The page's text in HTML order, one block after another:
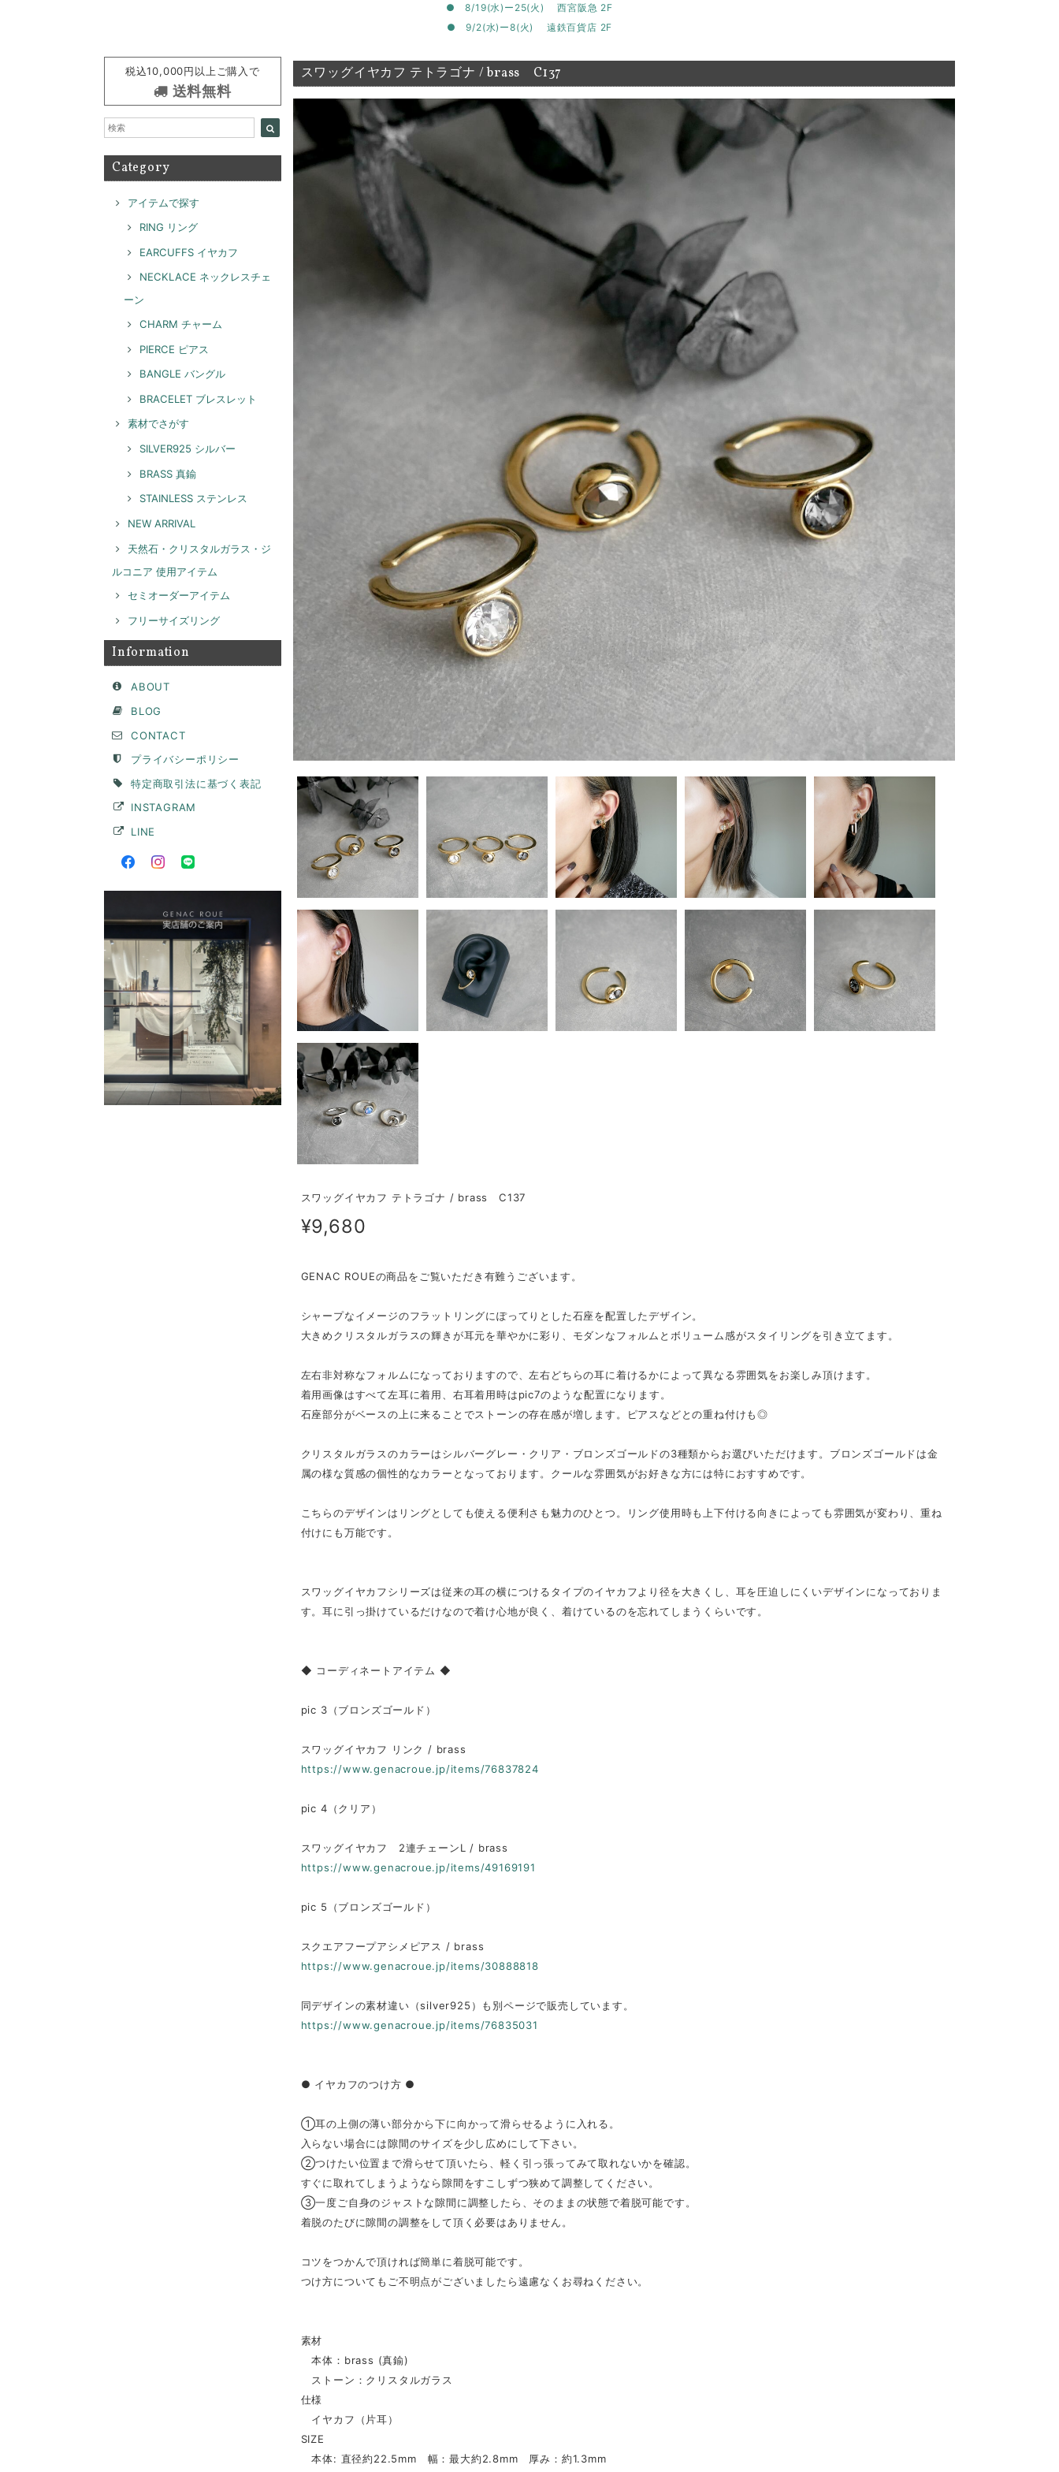
● 8/19(水)ー25(火) 西宮阪急 2F
● 9/2(水)ー8(火) 遠鉄百貨店 2F
税込10,000円以上ご購入で
送料無料
Category
アイテムで探す
RING リング
EARCUFFS イヤカフ
NECKLACE ネックレスチェ
ーン
CHARM チャーム
PIERCE ピアス
BANGLE バングル
BRACELET ブレスレット
素材でさがす
SILVER925 シルバー
BRASS 真鍮
STAINLESS ステンレス
NEW ARRIVAL
天然石・クリスタルガラス・ジ
ルコニア 使用アイテム
セミオーダーアイテム
フリーサイズリング
Information
ABOUT
BLOG
CONTACT
プライバシーポリシー
特定商取引法に基づく表記
INSTAGRAM
LINE
スワッグイヤカフ テトラゴナ / brass C137
スワッグイヤカフ テトラゴナ / brass C137
¥9,680
GENAC ROUEの商品をご覧いただき有難うございます。
シャープなイメージのフラットリングにぽってりとした石座を配置したデザイン。
大きめクリスタルガラスの輝きが耳元を華やかに彩り、モダンなフォルムとボリューム感がスタイリングを引き立てます。
左右非対称なフォルムになっておりますので、左右どちらの耳に着けるかによって異なる雰囲気をお楽しみ頂けます。
着用画像はすべて左耳に着用、右耳着用時はpic7のような配置になります。
石座部分がベースの上に来ることでストーンの存在感が増します。ピアスなどとの重ね付けも◎
クリスタルガラスのカラーはシルバーグレー・クリア・ブロンズゴールドの3種類からお選びいただけます。ブロンズゴールドは金
属の様な質感の個性的なカラーとなっております。クールな雰囲気がお好きな方には特におすすめです。
こちらのデザインはリングとしても使える便利さも魅力のひとつ。リング使用時も上下付ける向きによっても雰囲気が変わり、重ね
付けにも万能です。
スワッグイヤカフシリーズは従来の耳の横につけるタイプのイヤカフより径を大きくし、耳を圧迫しにくいデザインになっておりま
す。耳に引っ掛けているだけなので着け心地が良く、着けているのを忘れてしまうくらいです。
◆ コーディネートアイテム ◆
pic 3（ブロンズゴールド）
スワッグイヤカフ リンク / brass
https://www.genacroue.jp/items/76837824
pic 4（クリア）
スワッグイヤカフ 2連チェーンL / brass
https://www.genacroue.jp/items/49169191
pic 5（ブロンズゴールド）
スクエアフープアシメピアス / brass
https://www.genacroue.jp/items/30888818
同デザインの素材違い（silver925）も別ページで販売しています。
https://www.genacroue.jp/items/76835031
● イヤカフのつけ方 ●
①耳の上側の薄い部分から下に向かって滑らせるように入れる。
入らない場合には隙間のサイズを少し広めにして下さい。
②つけたい位置まで滑らせて頂いたら、軽く引っ張ってみて取れないかを確認。
すぐに取れてしまうようなら隙間をすこしずつ狭めて調整してください。
③一度ご自身のジャストな隙間に調整したら、そのままの状態で着脱可能です。
着脱のたびに隙間の調整をして頂く必要はありません。
コツをつかんで頂ければ簡単に着脱可能です。
つけ方についてもご不明点がございましたら遠慮なくお尋ねください。
素材
本体：brass (真鍮)
ストーン：クリスタルガラス
仕様
イヤカフ（片耳）
SIZE
本体: 直径約22.5mm 幅：最大約2.8mm 厚み：約1.3mm